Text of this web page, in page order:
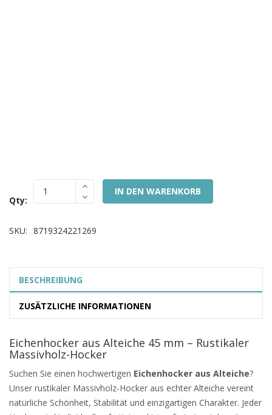
Qty:
IN DEN WARENKORB
SKU: 8719324221269
BESCHREIBUNG
ZUSÄTZLICHE INFORMATIONEN
Eichenhocker aus Alteiche 45 mm – Rustikaler
Massivholz-Hocker
Suchen Sie einen hochwertigen Eichenhocker aus Alteiche?
Unser rustikaler Massivholz-Hocker aus echter Alteiche vereint
natürliche Schönheit, Stabilität und einzigartigen Charakter. Jeder